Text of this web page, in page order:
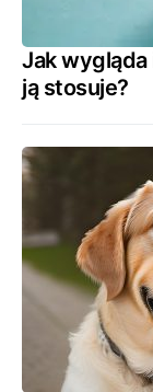
Jak wygląda
ją stosuje?